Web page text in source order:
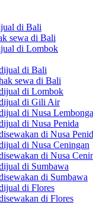
di Bali
sewa di Bali
di Lombok
di Bali
sewa di Bali
di Lombok
di Gili Air
di Nusa
di Nusa Penida
di Nusa
di Nusa Ceningan
di Nusa
di Sumbawa
di Sumbawa
di Flores
di Flores